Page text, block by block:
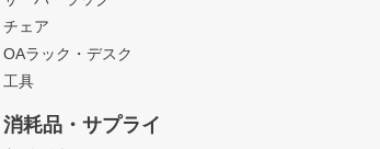
チェア
OAラック・デスク
工具
消耗品・サプライ